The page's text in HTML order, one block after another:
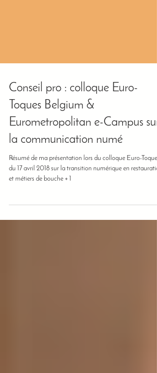
Conseil pro : colloque Euro-
Toques Belgium &
Eurometropolitan e-Campus sur
la communication numé
Résumé de ma présentation lors du colloque Euro-Toques